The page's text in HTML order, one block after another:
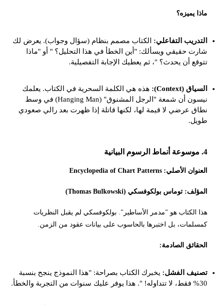
ماذا يميزه؟
التدريب التفاعلي: الكتاب مصمم بنظام (سؤال وجواب). يعرض لك
شارت حقيقي ويسألك: "أين الخطأ في هذا التحليل؟ " أو "ماذا
تتوقع أن يحدث؟ "، ثم يعطيك الإجابة التفصيلية.
السياق (Context):
هذه هي الكلمة السحرية في الكتاب. يعلمك
نيسون أن شمعة "الرجل المشنوق" (Hanging Man) في وسط
نطاق عرضي لا قيمة لها، لكنها قاتلة إذا ظهرت بعد رالي صعودي
طويل.
4. موسوعة أنماط الرسوم البيانية
العنوان الأصلي: Encyclopedia of Chart Patterns
المؤلف: توماس بولكوفسكي (Thomas Bulkowski)
هذا الكتاب هو "مدمر الأساطير". بولكوفسكي لم يقبل النظريات
كمسلمات، بل اختبرها بالحاسوب على بيانات عقود من الزمن.
الحقائق الصادمة:
تصنيف الفشل: يخبرك الكتاب بصراحة: "هذا النموذج ينجح بنسبة
30% فقط، لا تتداوله! ". هذا يوفر عليك سنوات من التجربة والخطأ.